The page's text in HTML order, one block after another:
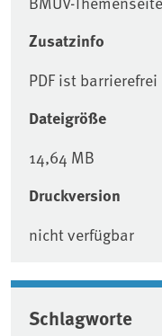
Zusatzinfo
PDF ist barrierefrei
Dateigröße
14,64 MB
Druckversion
nicht verfügbar
Schlagworte